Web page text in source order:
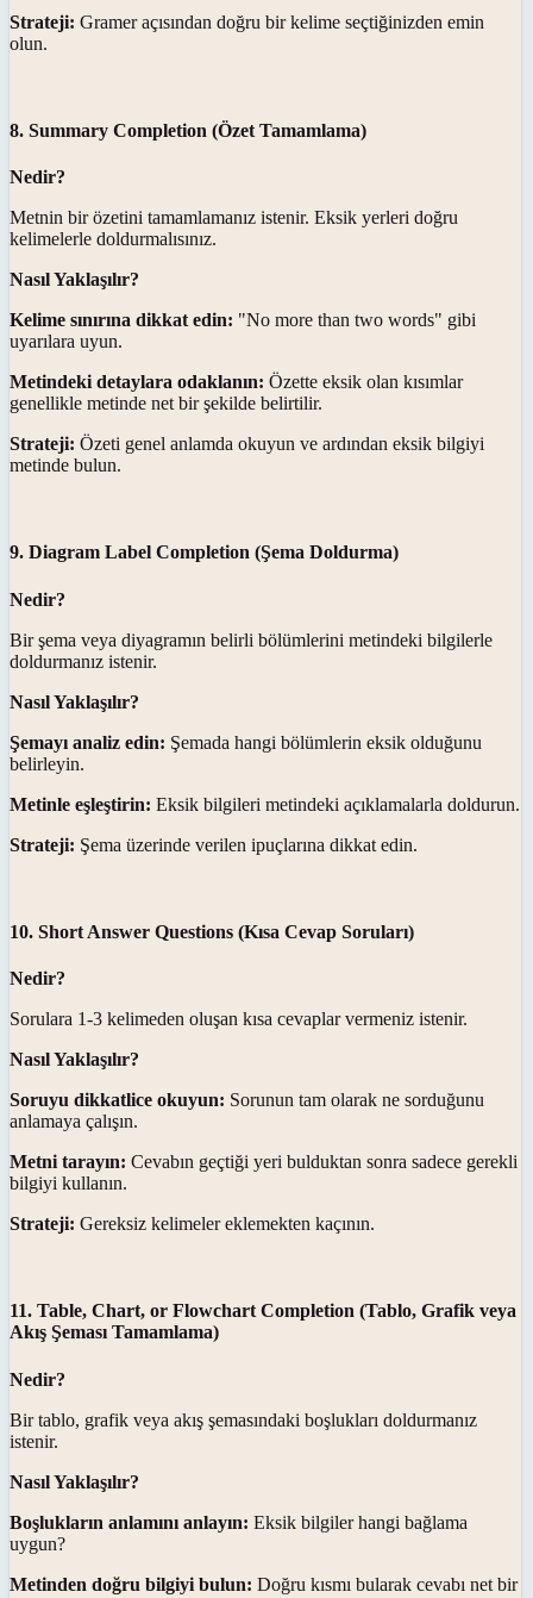
Strateji: Gramer açısından doğru bir kelime seçtiğinizden emin
olun.
8. Summary Completion (Özet Tamamlama)
Nedir?
Metnin bir özetini tamamlamanız istenir. Eksik yerleri doğru
kelimelerle doldurmalısınız.
Nasıl Yaklaşılır?
Kelime sınırına dikkat edin: "No more than two words" gibi
uyarılara uyun.
Metindeki detaylara odaklanın: Özette eksik olan kısımlar
genellikle metinde net bir şekilde belirtilir.
Strateji: Özeti genel anlamda okuyun ve ardından eksik bilgiyi
metinde bulun.
9. Diagram Label Completion (Şema Doldurma)
Nedir?
Bir şema veya diyagramın belirli bölümlerini metindeki bilgilerle
doldurmanız istenir.
Nasıl Yaklaşılır?
Şemayı analiz edin: Şemada hangi bölümlerin eksik olduğunu
belirleyin.
Metinle eşleştirin: Eksik bilgileri metindeki açıklamalarla doldurun.
Strateji: Şema üzerinde verilen ipuçlarına dikkat edin.
10. Short Answer Questions (Kısa Cevap Soruları)
Nedir?
Sorulara 1-3 kelimeden oluşan kısa cevaplar vermeniz istenir.
Nasıl Yaklaşılır?
Soruyu dikkatlice okuyun: Sorunun tam olarak ne sorduğunu
anlamaya çalışın.
Metni tarayın: Cevabın geçtiği yeri bulduktan sonra sadece gerekli
bilgiyi kullanın.
Strateji: Gereksiz kelimeler eklemekten kaçının.
11. Table, Chart, or Flowchart Completion (Tablo, Grafik veya
Akış Şeması Tamamlama)
Nedir?
Bir tablo, grafik veya akış şemasındaki boşlukları doldurmanız
istenir.
Nasıl Yaklaşılır?
Boşlukların anlamını anlayın: Eksik bilgiler hangi bağlama
uygun?
Metinden doğru bilgiyi bulun: Doğru kısmı bularak cevabı net bir